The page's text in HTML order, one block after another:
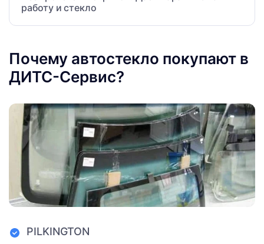
работу и стекло
Почему автостекло покупают в
ДИТС-Сервис?
PILKINGTON